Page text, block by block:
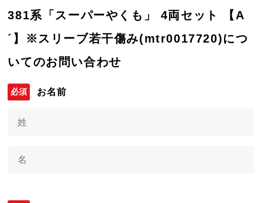
381系「スーパーやくも」 4両セット 【A
´】※スリーブ若干傷み(mtr0017720)につ
いてのお問い合わせ
お名前